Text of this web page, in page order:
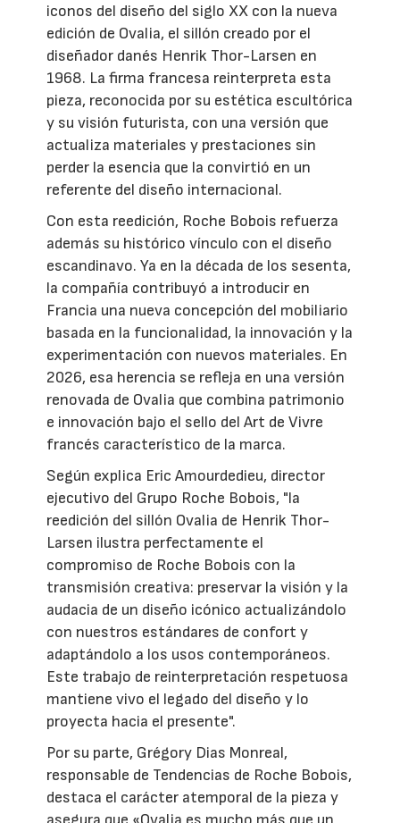
iconos del diseño del siglo XX con la nueva
edición de Ovalia, el sillón creado por el
diseñador danés Henrik Thor-Larsen en
1968. La firma francesa reinterpreta esta
pieza, reconocida por su estética escultórica
y su visión futurista, con una versión que
actualiza materiales y prestaciones sin
perder la esencia que la convirtió en un
referente del diseño internacional.
Con esta reedición, Roche Bobois refuerza
además su histórico vínculo con el diseño
escandinavo. Ya en la década de los sesenta,
la compañía contribuyó a introducir en
Francia una nueva concepción del mobiliario
basada en la funcionalidad, la innovación y la
experimentación con nuevos materiales. En
2026, esa herencia se refleja en una versión
renovada de Ovalia que combina patrimonio
e innovación bajo el sello del Art de Vivre
francés característico de la marca.
Según explica Eric Amourdedieu, director
ejecutivo del Grupo Roche Bobois, "la
reedición del sillón Ovalia de Henrik Thor-
Larsen ilustra perfectamente el
compromiso de Roche Bobois con la
transmisión creativa: preservar la visión y la
audacia de un diseño icónico actualizándolo
con nuestros estándares de confort y
adaptándolo a los usos contemporáneos.
Este trabajo de reinterpretación respetuosa
mantiene vivo el legado del diseño y lo
proyecta hacia el presente".
Por su parte, Grégory Dias Monreal,
responsable de Tendencias de Roche Bobois,
destaca el carácter atemporal de la pieza y